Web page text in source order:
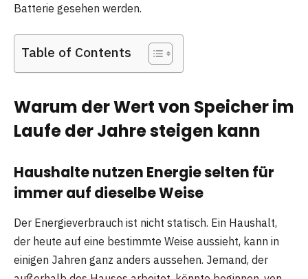
Batterie gesehen werden.
Table of Contents
Warum der Wert von Speicher im
Laufe der Jahre steigen kann
Haushalte nutzen Energie selten für
immer auf dieselbe Weise
Der Energieverbrauch ist nicht statisch. Ein Haushalt,
der heute auf eine bestimmte Weise aussieht, kann in
einigen Jahren ganz anders aussehen. Jemand, der